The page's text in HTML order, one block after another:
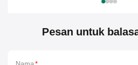
Pesan untuk